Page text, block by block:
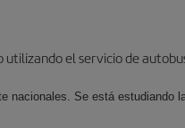
el servicio de
nacionales. Se está estudiando